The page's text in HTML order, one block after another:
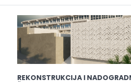
REKONSTRUKCIJA I